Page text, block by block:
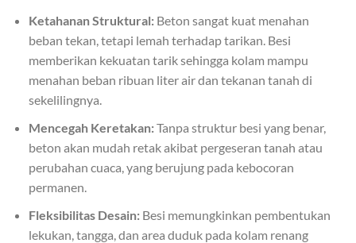
Ketahanan Struktural:Beton sangat kuat menahan
beban tekan, tetapi lemah terhadap tarikan. Besi
memberikan kekuatan tarik sehingga kolam mampu
menahan beban ribuan liter air dan tekanan tanah di
sekelilingnya.
Mencegah Keretakan:Tanpa struktur besi yang benar,
beton akan mudah retak akibat pergeseran tanah atau
perubahan cuaca, yang berujung pada kebocoran
permanen.
Fleksibilitas Desain:Besi memungkinkan pembentukan
lekukan, tangga, dan area duduk pada kolam renang